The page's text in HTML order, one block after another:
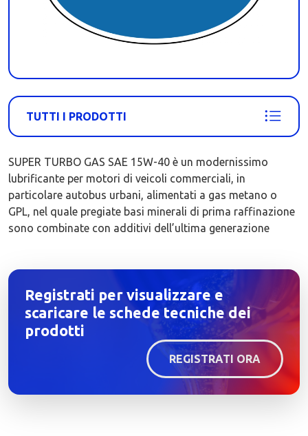
TUTTI I PRODOTTI
SUPER TURBO GAS SAE 15W-40 è un modernissimo
lubrificante per motori di veicoli commerciali, in
particolare autobus urbani, alimentati a gas metano o
GPL, nel quale pregiate basi minerali di prima raffinazione
sono combinate con additivi dell’ultima generazione
Registrati per visualizzare e
scaricare le schede tecniche dei
prodotti
REGISTRATI ORA